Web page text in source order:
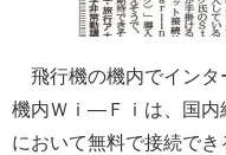
飛行機の機内でインタ
機内Ｗｉ―Ｆｉは、国内
において無料で接続で